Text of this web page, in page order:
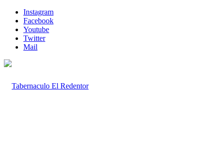
Instagram
Facebook
Youtube
Twitter
Mail